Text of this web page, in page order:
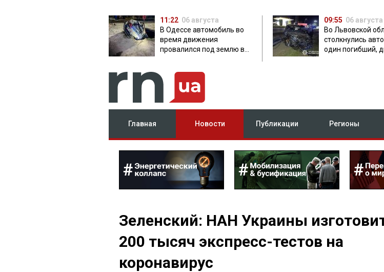
11:22 06 августа
В Одессе автомобиль во
время движения
провалился под землю в
09:55 06 августа
Во Львовской
столкнулись
один погибший,
Главная Новости Публикации Регионы
Зеленский: НАН Украины
200 тысяч экспресс-тестов на
коронавирус